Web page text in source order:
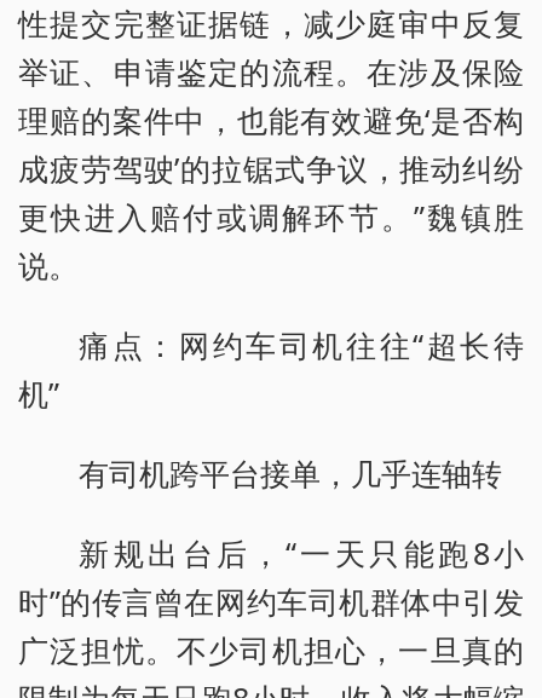
性提交完整证据链，减少庭审中反复
举证、申请鉴定的流程。在涉及保险
理赔的案件中，也能有效避免‘是否构
成疲劳驾驶’的拉锯式争议，推动纠纷
更快进入赔付或调解环节。”魏镇胜
说。
痛点：网约车司机往往“超长待
机”
有司机跨平台接单，几乎连轴转
新规出台后，“一天只能跑8小
时”的传言曾在网约车司机群体中引发
广泛担忧。不少司机担心，一旦真的